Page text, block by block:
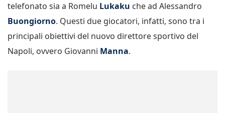
telefonato sia a Romelu Lukaku che ad Alessandro
Buongiorno. Questi due giocatori, infatti, sono tra i
principali obiettivi del nuovo direttore sportivo del
Napoli, ovvero Giovanni Manna.